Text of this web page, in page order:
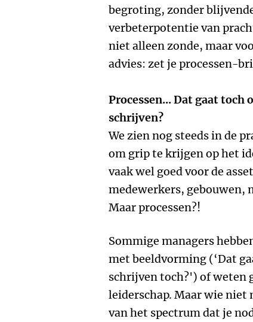
begroting, zonder
verbeterpotentie van
niet alleen zonde, maar
advies: zet je processen-
Processen... Dat gaat toch
schrijven?
We zien nog steeds in de
om grip te krijgen op het
vaak wel goed voor de
medewerkers, gebouwen,
Maar processen?!
Sommige managers
met beeldvorming (‘Dat
schrijven toch?') of weten
leiderschap. Maar wie
van het spectrum dat je